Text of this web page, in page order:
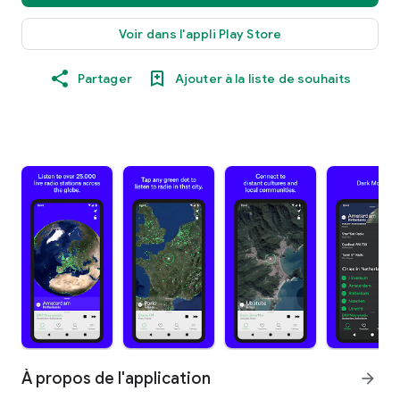
Voir dans l'appli Play Store
Partager Ajouter à la liste de souhaits
À propos de l'application arrow_forward